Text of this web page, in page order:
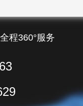
程360°服务